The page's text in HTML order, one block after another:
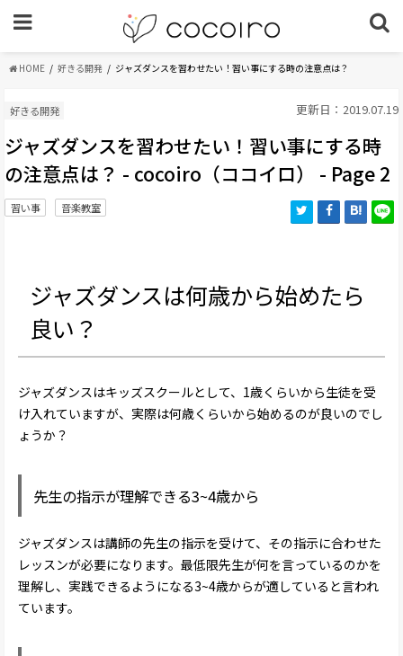
HOME 好きる開発 ジャズダンスを習わせたい！習い事にする時の注意点は？
好きる開発 更新日：2019.07.19
ジャズダンスを習わせたい！習い事にする時
の注意点は？ - cocoiro（ココイロ） - Page 2
習い事 音楽教室
ジャズダンスは何歳から始めたら
良い？
ジャズダンスはキッズスクールとして、1歳くらいから生徒を受
け入れていますが、実際は何歳くらいから始めるのが良いのでし
ょうか？
先生の指示が理解できる3~4歳から
ジャズダンスは講師の先生の指示を受けて、その指示に合わせた
レッスンが必要になります。最低限先生が何を言っているのかを
理解し、実践できるようになる3~4歳からが適していると言われ
ています。